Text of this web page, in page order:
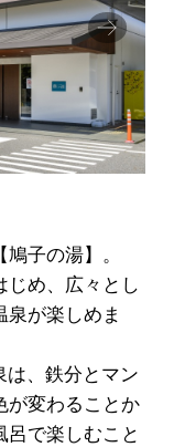
Next
子の湯】。
じめ、広々とし
泉が楽しめま
は、鉄分とマン
が変わることか
呂で楽しむこと